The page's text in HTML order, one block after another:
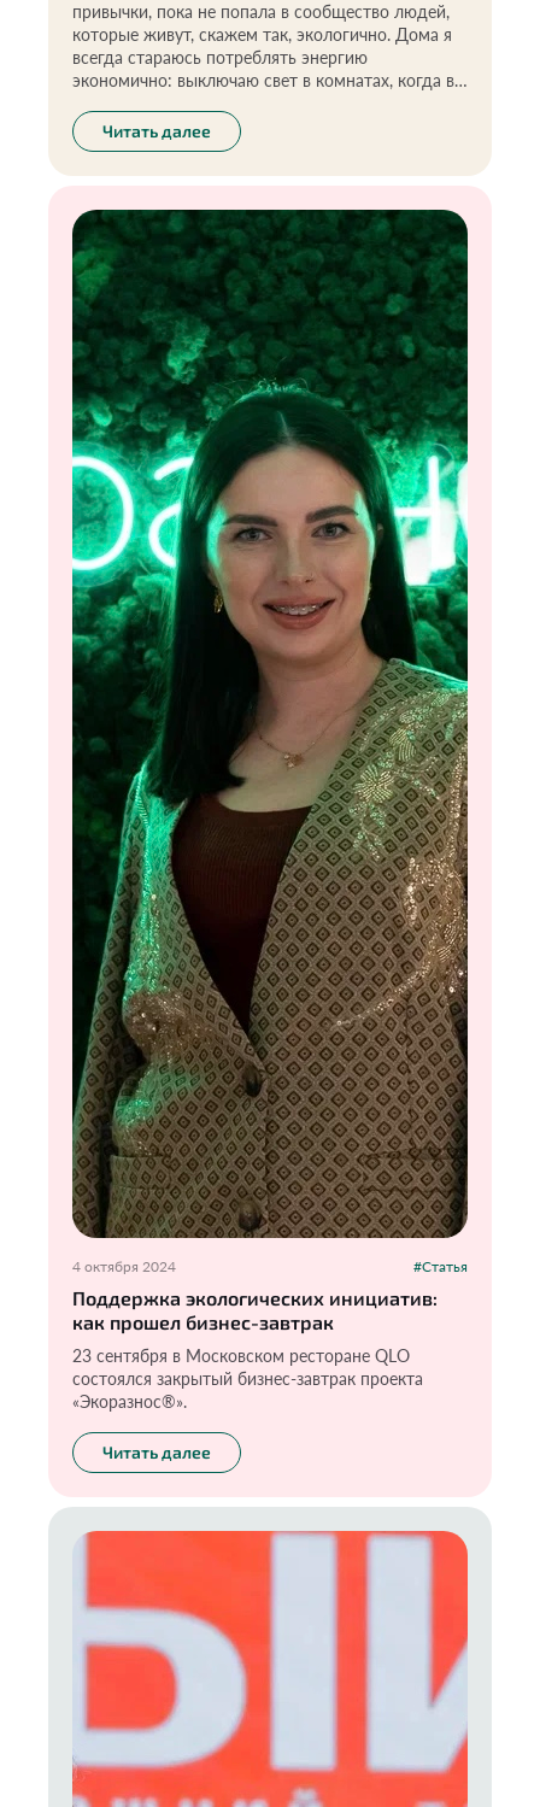
привычки, пока не попала в сообщество людей,
которые живут, скажем так, экологично. Дома я
всегда стараюсь потреблять энергию
экономично: выключаю свет в комнатах, когда в
(это у меня еще с детства, когда в школе на
экологии нам рассказывали, что воду нужно
беречь).
Читать далее
4 октября 2024 #Статья
Поддержка экологических инициатив:
как прошел бизнес-завтрак
23 сентября в Московском ресторане QLO
состоялся закрытый бизнес-завтрак проекта
«Экоразнос®️».
Читать далее